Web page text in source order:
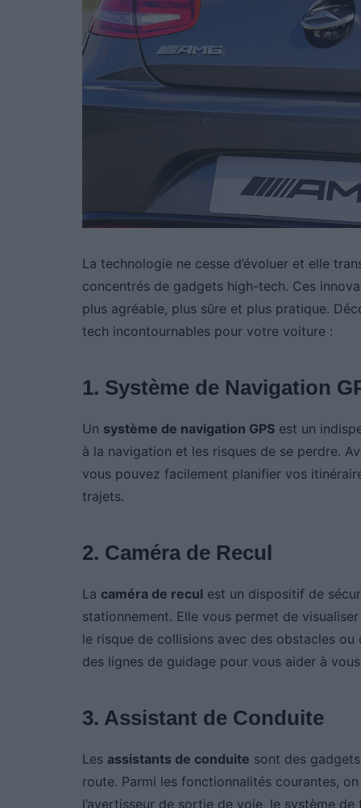
La technologie ne cesse d’évoluer et elle
concentrés de gadgets high-tech. Ces
plus agréable, plus sûre et plus pratique.
tech incontournables pour votre voiture :
1. Système de Navigation
Un système de navigation GPS est un
à la navigation et les risques de se perdre.
vous pouvez facilement planifier vos
trajets.
2. Caméra de Recul
La caméra de recul est un dispositif de
stationnement. Elle vous permet de
le risque de collisions avec des obstacles ou
des lignes de guidage pour vous aider à
3. Assistant de Conduite
Les assistants de conduite sont des
route. Parmi les fonctionnalités courantes,
l’avertisseur de sortie de voie, le système